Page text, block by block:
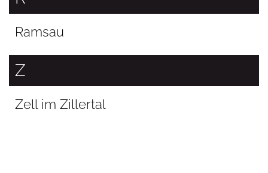
Ramsau
Z
Zell im Zillertal